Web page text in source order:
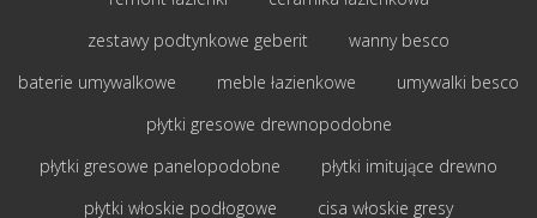
zestawy podtynkowe geberit
wanny besco
baterie umywalkowe
meble łazienkowe
umywalki besco
płytki gresowe drewnopodobne
płytki gresowe panelopodobne
płytki imitujące drewno
płytki włoskie podłogowe
cisa włoskie gresy